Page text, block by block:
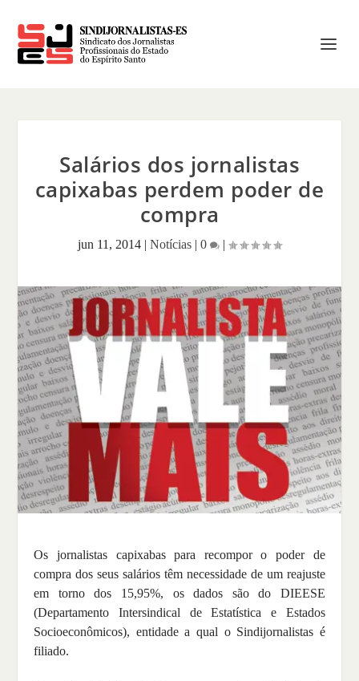
Salários dos jornalistas
capixabas perdem poder de
compra
jun 11, 2014 | Notícias | 0 |
Os jornalistas capixabas para recompor o poder de
compra dos seus salários têm necessidade de um reajuste
em torno dos 15,95%, os dados são do DIEESE
(Departamento Intersindical de Estatística e Estados
Socioeconômicos), entidade a qual o Sindijornalistas é
filiado.